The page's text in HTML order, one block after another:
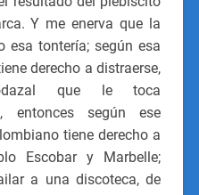
Y me enerva que la
esa tontería; según esa
derecho a distraerse,
que le toca
entonces según ese
tiene derecho a
Escobar y Marbelle;
a una discoteca, de